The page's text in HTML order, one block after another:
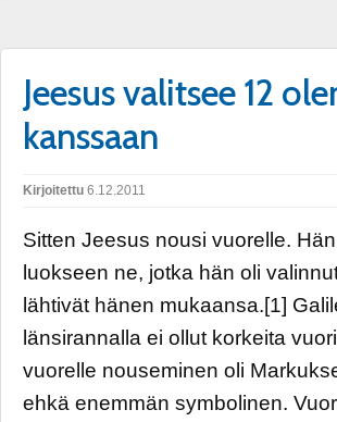
Jeesus valitsee 12
kanssaan
Kirjoitettu 6.12.2011
Sitten Jeesus nousi vuorelle.
luokseen ne, jotka hän oli
lähtivät hänen mukaansa.[1]
länsirannalla ei ollut korkeita
vuorelle nouseminen oli
ehkä enemmän symbolinen.